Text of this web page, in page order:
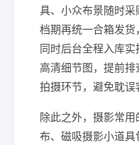
具、小众布景随时
档期再统一合箱发货
同时后台全程入库
高清细节图，提前
拍摄环节，避免耽误
除此之外，摄影常
布、磁吸摄影小道